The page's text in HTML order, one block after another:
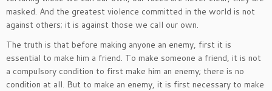
masked. And the greatest violence committed in the world is not
against others; it is against those we call our own.
The truth is that before making anyone an enemy, first it is
essential to make him a friend. To make someone a friend, it is not
a compulsory condition to first make him an enemy; there is no
condition at all. But to make an enemy, it is first necessary to make